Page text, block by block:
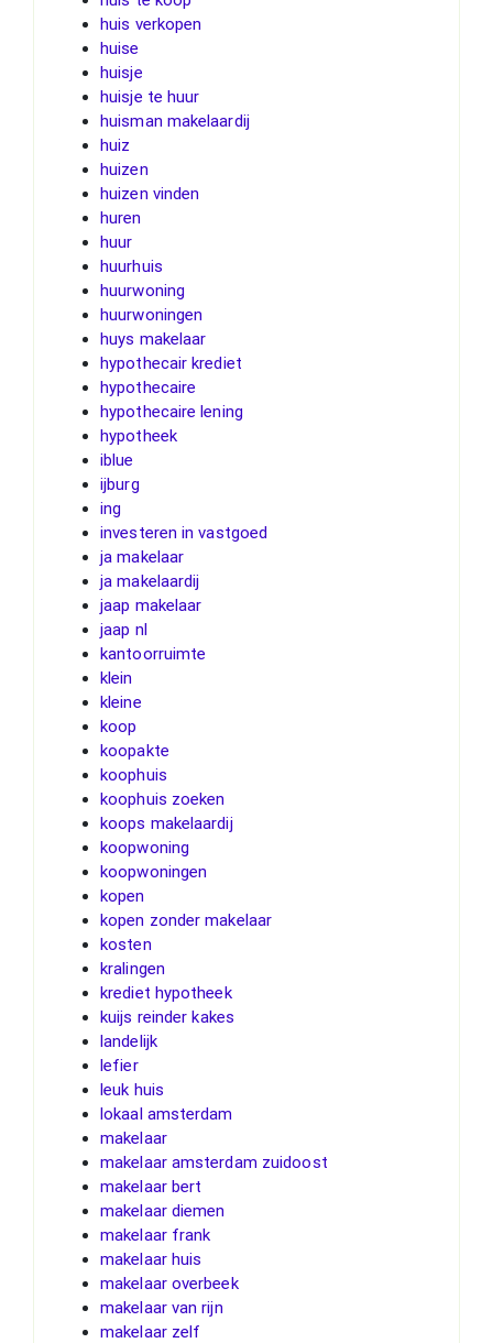
huis verkopen
huise
huisje
huisje te huur
huisman makelaardij
huiz
huizen
huizen vinden
huren
huur
huurhuis
huurwoning
huurwoningen
huys makelaar
hypothecair krediet
hypothecaire
hypothecaire lening
hypotheek
iblue
ijburg
ing
investeren in vastgoed
ja makelaar
ja makelaardij
jaap makelaar
jaap nl
kantoorruimte
klein
kleine
koop
koopakte
koophuis
koophuis zoeken
koops makelaardij
koopwoning
koopwoningen
kopen
kopen zonder makelaar
kosten
kralingen
krediet hypotheek
kuijs reinder kakes
landelijk
lefier
leuk huis
lokaal amsterdam
makelaar
makelaar amsterdam zuidoost
makelaar bert
makelaar diemen
makelaar frank
makelaar huis
makelaar overbeek
makelaar van rijn
makelaar zelf